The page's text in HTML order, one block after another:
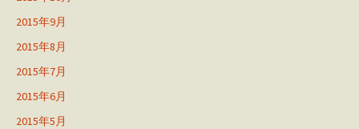
2015年9月
2015年8月
2015年7月
2015年6月
2015年5月